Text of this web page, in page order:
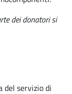
dei donatori si
del servizio di